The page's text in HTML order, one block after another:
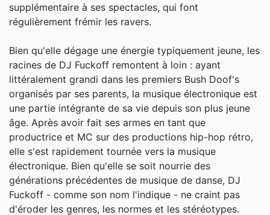
supplémentaire à ses spectacles, qui font
régulièrement frémir les ravers.
Bien qu'elle dégage une énergie typiquement jeune, les
racines de DJ Fuckoff remontent à loin : ayant
littéralement grandi dans les premiers Bush Doof's
organisés par ses parents, la musique électronique est
une partie intégrante de sa vie depuis son plus jeune
âge. Après avoir fait ses armes en tant que
productrice et MC sur des productions hip-hop rétro,
elle s'est rapidement tournée vers la musique
électronique. Bien qu'elle se soit nourrie des
générations précédentes de musique de danse, DJ
Fuckoff - comme son nom l'indique - ne craint pas
d'éroder les genres, les normes et les stéréotypes.